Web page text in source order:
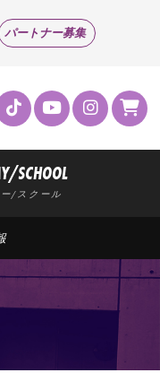
パートナー募集
SCHOOL
/スクール